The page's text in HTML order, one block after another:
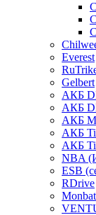
Everest
Gelbert
АКБ
АКБ
АКБ
АКБ
АКБ
NBA
ESB
RDrive